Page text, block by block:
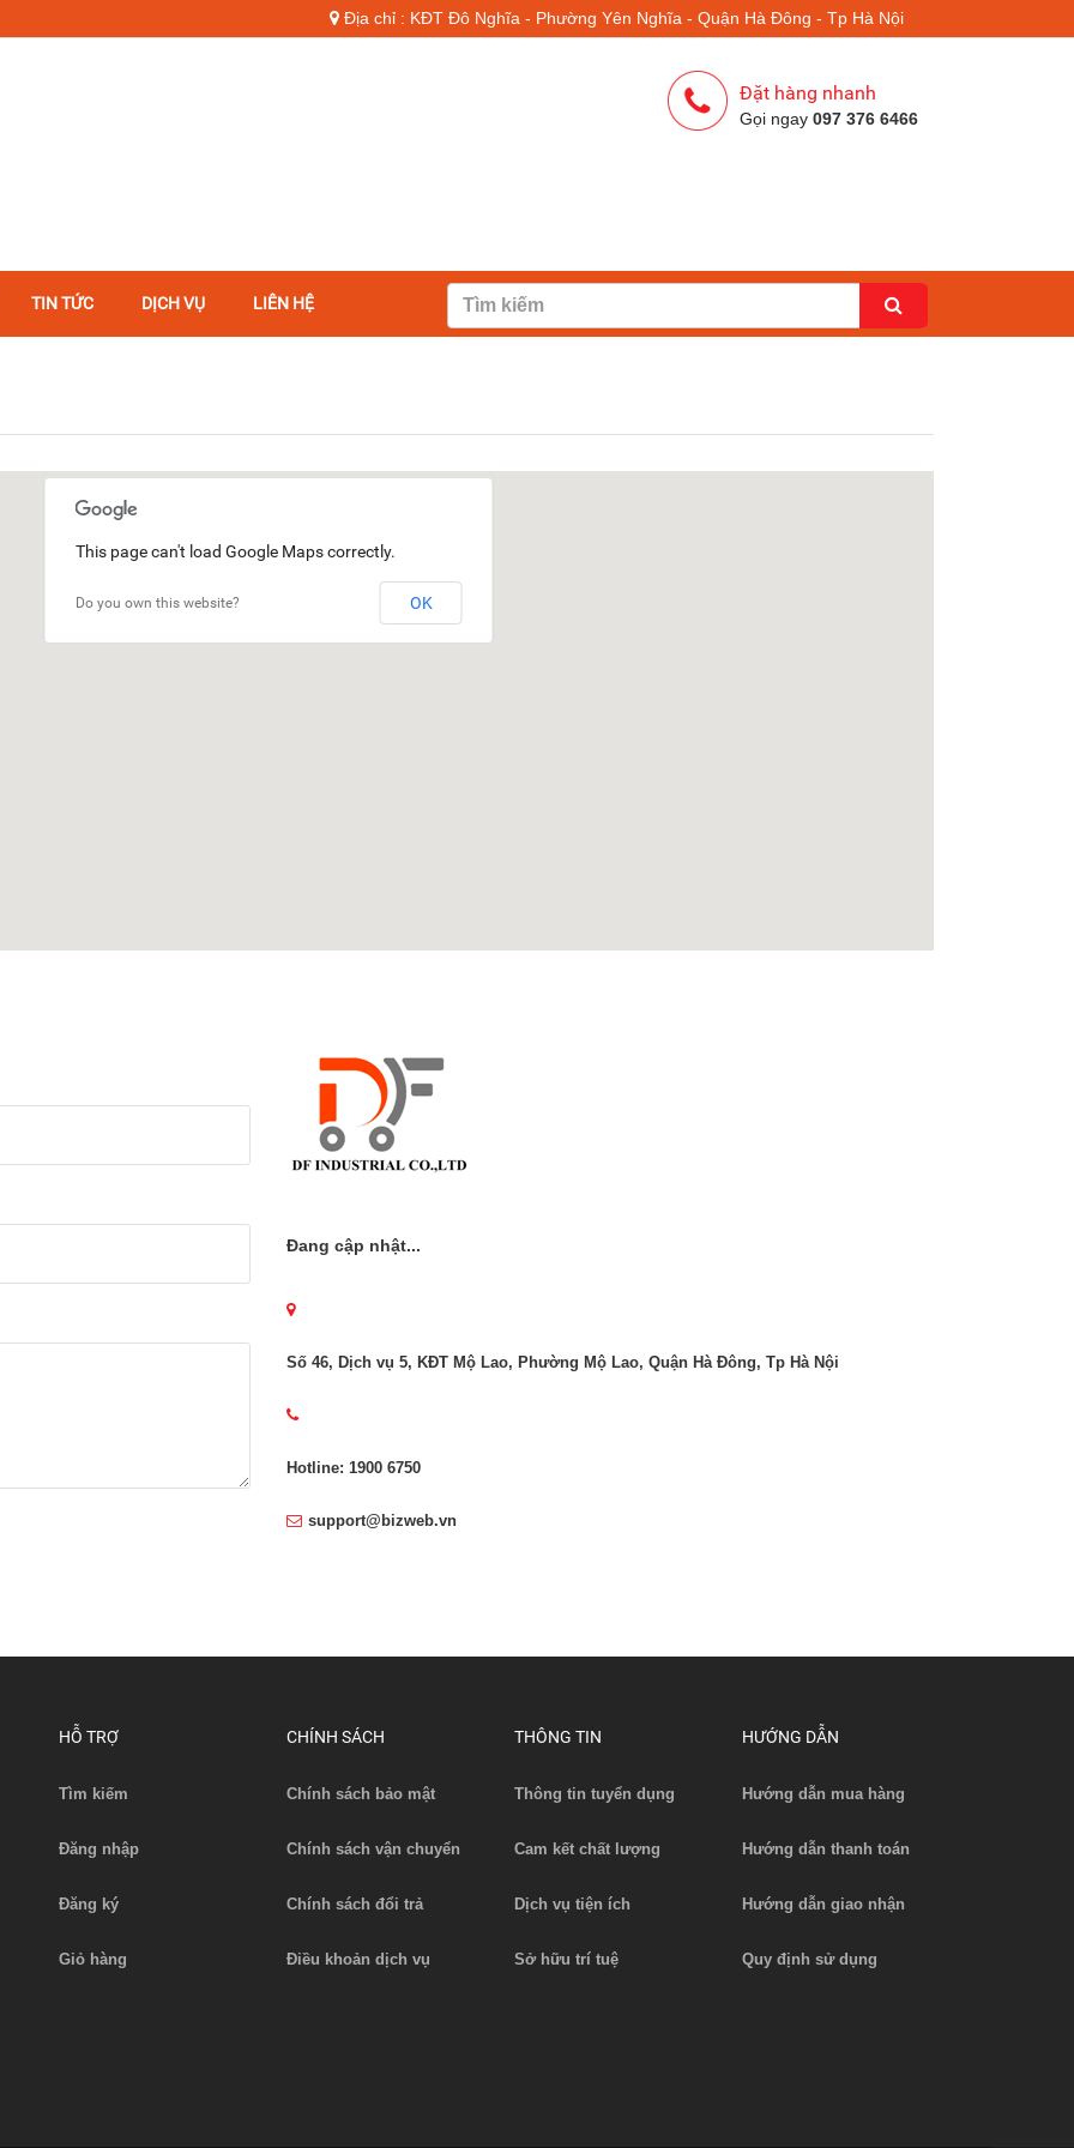
Địa chỉ : KĐT Đô Nghĩa - Phường Yên Nghĩa - Quận Hà Đông - Tp Hà Nội
Đặt hàng nhanh
Gọi ngay 097 376 6466
TIN TỨC DỊCH VỤ LIÊN HỆ
This page can't load Google Maps correctly.
Do you own this website? OK
Đang cập nhật...
Số 46, Dịch vụ 5, KĐT Mộ Lao, Phường Mộ Lao, Quận Hà Đông, Tp Hà Nội
Hotline: 1900 6750
support@bizweb.vn
HỖ TRỢ
Tìm kiếm
Đăng nhập
Đăng ký
Giỏ hàng
CHÍNH SÁCH
Chính sách bảo mật
Chính sách vận chuyển
Chính sách đổi trả
Điều khoản dịch vụ
THÔNG TIN
Thông tin tuyển dụng
Cam kết chất lượng
Dịch vụ tiện ích
Sở hữu trí tuệ
HƯỚNG DẪN
Hướng dẫn mua hàng
Hướng dẫn thanh toán
Hướng dẫn giao nhận
Quy định sử dụng